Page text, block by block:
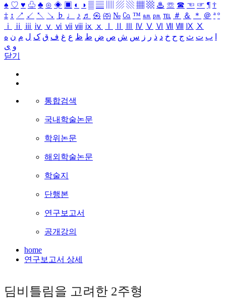
♠ ♡ ♥ ♧ ♣ ⊙ ◈ ▣ ◐ ◑ ▒ ▤ ▨ ▧ ▦ ▩ ♨ ☏ ☎ ☜ ☞ ¶ †
‡ ↕ ↗ ↙ ↖ ↘ ♭ ♩ ♪ ♬ ㉿ ㈜ № ㏇ ™ ㏂ ㏘ ℡ ＃ ＆ ＊ ＠ ª º
ⅰ
ⅱ ⅲ ⅳ ⅴ ⅵ ⅶ ⅷ ⅸ ⅹ Ⅳ Ⅴ Ⅵ Ⅶ Ⅷ Ⅸ Ⅹ
ب ت ث ج ح خ د ذ ر ز س ش ص ض ط ظ ع غ ف ق ک ل م ن ه
و ی
닫기
통합검색
국내학술논문
학위논문
해외학술논문
학술지
단행본
연구보고서
공개강의
home
연구보고서 상세
딤비틀림을 고려한 2주형